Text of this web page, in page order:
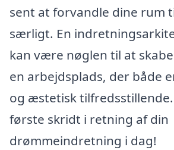
sent at forvandle dine rum
særligt. En
kan være nøglen til at
en arbejdsplads, der både
og æstetisk tilfredsstillende.
første skridt i retning af din
drømmeindretning i dag!